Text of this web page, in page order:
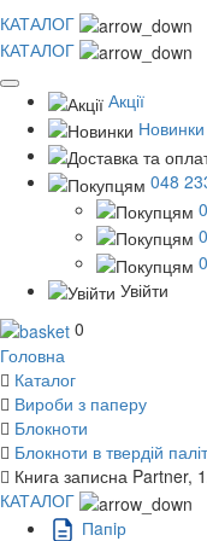
КАТАЛОГ
КАТАЛОГ
Акції
Новинки
048
Увійти
0
Головна
Каталог
Вироби з паперу
Блокноти
Блокноти в твердій
Книга записна Partner,
КАТАЛОГ
Пaпiр